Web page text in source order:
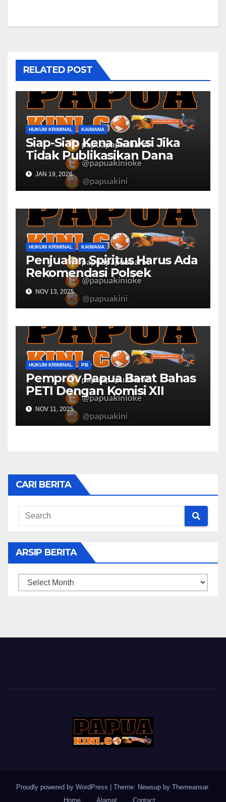
RELATED POST
HUKUM KRIMINAL KAIMANA
Siap-Siap Kena Sanksi Jika
Tidak Publikasikan Dana
Desa
JAN 19, 2026
HUKUM KRIMINAL KAIMANA
Penjualan Spiritus Harus Ada
Rekomendasi Polsek
Kaimana
NOV 13, 2025
HUKUM KRIMINAL PB
Pemprov Papua Barat Bahas
PETI Dengan Komisi XII
NOV 11, 2025
CARI BERITA
ARSIP BERITA
ARSIP
Proudly powered by WordPress Theme: Newsup by Themeansar.
Home
Alamat Contact